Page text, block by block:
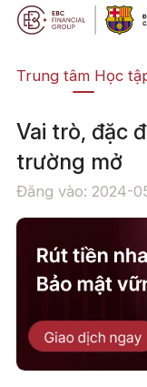
Trung tâm Học
Vai trò, đặc
trường mở
Đăng vào: 2024-